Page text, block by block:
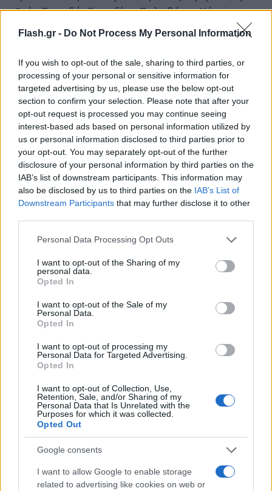
Flash.gr - Do Not Process My Personal Information
If you wish to opt-out of the sale, sharing to third parties, or
processing of your personal or sensitive information for
targeted advertising by us, please use the below opt-out
section to confirm your selection. Please note that after your
opt-out request is processed you may continue seeing
interest-based ads based on personal information utilized by
us or personal information disclosed to third parties prior to
your opt-out. You may separately opt-out of the further
disclosure of your personal information by third parties on the
IAB’s list of downstream participants. This information may
also be disclosed by us to third parties on the IAB’s List of
Downstream Participants that may further disclose it to other
Please note that this website/app uses one or more Google
not limited to your visit or usage behaviour. You may click to
grant or deny consent to Google and its third-party tags to
use your data for below specified purposes in below Google
consent section.
Personal Data Processing Opt Outs
I want to opt-out of the Sharing of my
personal data.
Opted In
I want to opt-out of the Sale of my
Personal Data.
Opted In
I want to opt-out of processing my
Personal Data for Targeted Advertising.
Opted In
I want to opt-out of Collection, Use,
Retention, Sale, and/or Sharing of my
Personal Data that Is Unrelated with the
Purposes for which it was collected.
Opted Out
Google consents
I want to allow Google to enable storage
related to advertising like cookies on web or
οι Φαίη Σκορδά, Ευρυδίκη Βαλαβάνη, Κώστας
Κοκκινάκης με τη Χριστίνα
Κωστάκη, Μαρία Φραγκάκη – Νίκος Μάρκογλου,
Κωνσταντίνος Βασάλος, Ιφιγένεια Τζόλα, Άντζελα
Γκερέκου, Πηγή Δεβετζή, Τέτα
Καμπουρέλη, Ορέστης Τσανγκ, Νίκος
Αποστολόπουλος, Στράτος Τζώρτζογλου, Ειρήνη
Κολλιδά, Μάρκος Σεφερλής και πολλοί άλλοι.
Η δεξίωση
Λίγα λεπτά μετά τις 8 το βράδυ, ο Γιώργος
Αγγελόπουλος και η Δήμητρα Βαμβακούση
έφτασαν στο σημείο της δεξίωσης, πόζαραν για
χαρμόσυνο γεγονός, ευχαριστώντας τους
δημοσιογράφους που έδωσαν το παρών.
Μετά το μυστήριο ακολούθησε δεξίωση στην οποία